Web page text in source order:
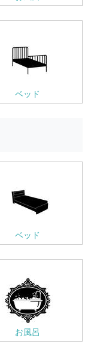
ベッド
ベッド
お風呂